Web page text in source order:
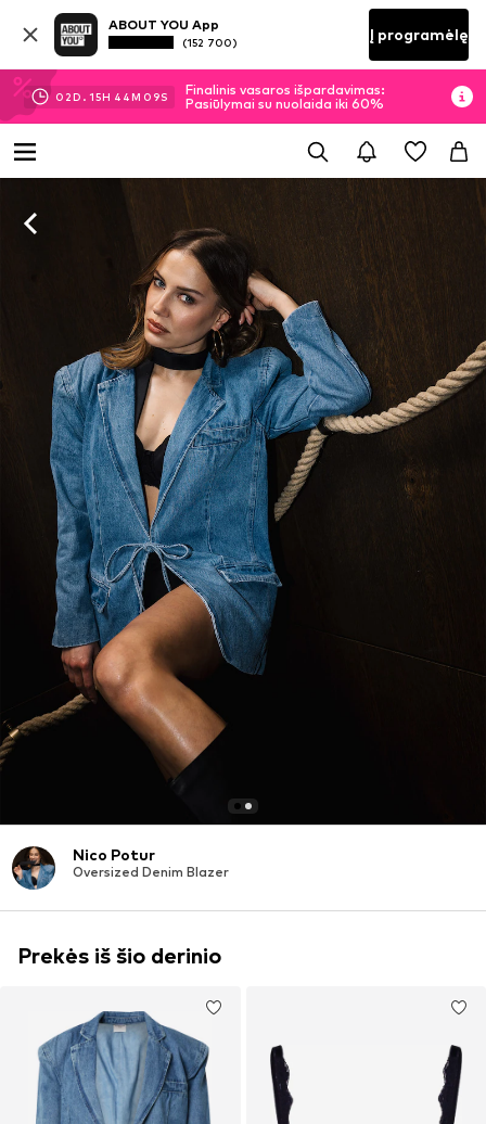
ABOUT YOU App
(152 700) Į programėlę
02D. 15H 44M 08S
Finalinis vasaros išpardavimas:
Pasiūlymai su nuolaida iki 60%
Nico Potur
Oversized Denim Blazer
Prekės iš šio derinio